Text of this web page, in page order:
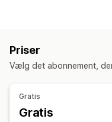
Priser
Vælg det abonnement,
Gratis
Gratis